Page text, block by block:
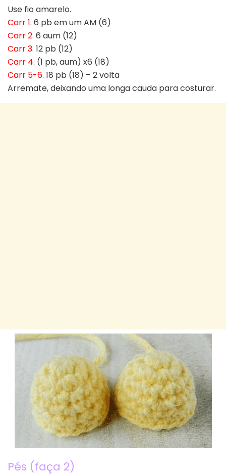
Use fio amarelo.
Carr 1. 6 pb em um AM (6)
Carr 2. 6 aum (12)
Carr 3. 12 pb (12)
Carr 4. (1 pb, aum) x6 (18)
Carr 5-6. 18 pb (18) – 2 volta
Arremate, deixando uma longa cauda para costurar.
Pés (faça 2)